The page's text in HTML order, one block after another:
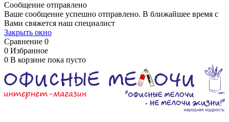
Сообщение отправлено
Ваше сообщение успешно отправлено. В ближайшее время с
Вами свяжется наш специалист
Закрыть окно
Сравнение 0
0 Избранное
0 В корзине пока пусто